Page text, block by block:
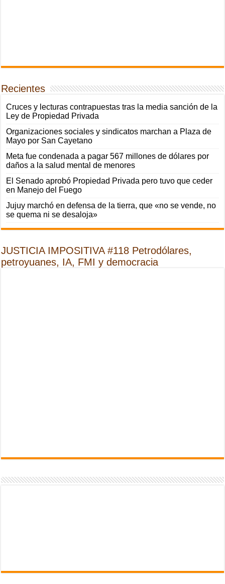
Recientes
Cruces y lecturas contrapuestas tras la media sanción de la
Ley de Propiedad Privada
Organizaciones sociales y sindicatos marchan a Plaza de
Mayo por San Cayetano
Meta fue condenada a pagar 567 millones de dólares por
daños a la salud mental de menores
El Senado aprobó Propiedad Privada pero tuvo que ceder
en Manejo del Fuego
Jujuy marchó en defensa de la tierra, que «no se vende, no
se quema ni se desaloja»
JUSTICIA IMPOSITIVA #118 Petrodólares,
petroyuanes, IA, FMI y democracia